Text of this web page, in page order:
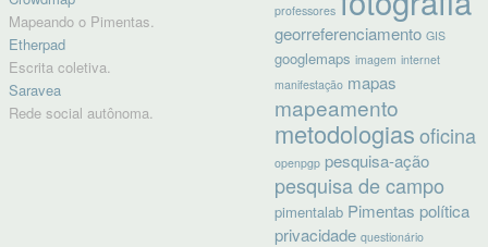
Mapeando o Pimentas.
Etherpad
Escrita coletiva.
Saravea
Rede social autônoma.
professores
georreferenciamento GIS
googlemaps imagem internet
manifestação mapas
mapeamento
metodologias oficina
openpgp pesquisa-ação
pesquisa de campo
pimentalab Pimentas política
privacidade questionário